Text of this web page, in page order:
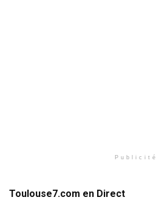
Publicité
Toulouse7.com en Direct